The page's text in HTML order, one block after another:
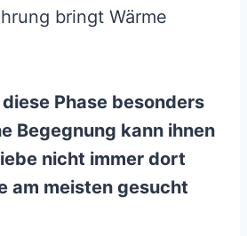
bringt Wärme
Phase besonders
Begegnung kann ihnen
nicht immer dort
am meisten gesucht